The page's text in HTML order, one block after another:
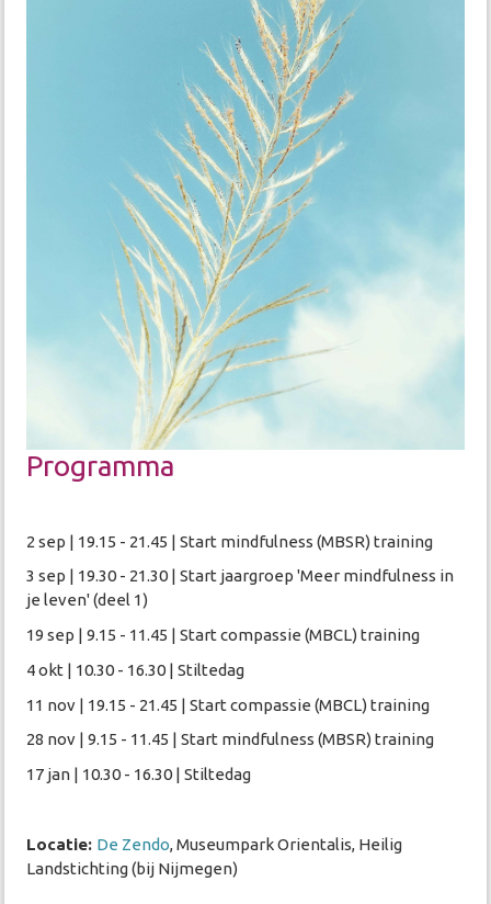
Programma
2 sep | 19.15 - 21.45 | Start mindfulness (MBSR) training
3 sep | 19.30 - 21.30 | Start jaargroep 'Meer mindfulness in
je leven' (deel 1)
19 sep | 9.15 - 11.45 | Start compassie (MBCL) training
4 okt | 10.30 - 16.30 | Stiltedag
11 nov | 19.15 - 21.45 | Start compassie (MBCL) training
28 nov | 9.15 - 11.45 | Start mindfulness (MBSR) training
17 jan | 10.30 - 16.30 | Stiltedag
Locatie: De Zendo, Museumpark Orientalis, Heilig
Landstichting (bij Nijmegen)